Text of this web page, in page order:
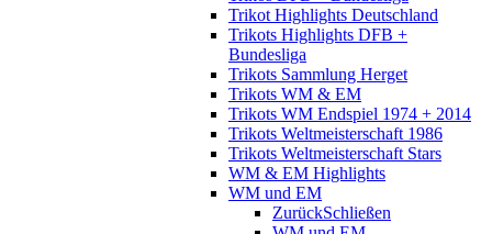
Trikot Highlights Deutschland
Trikots Highlights DFB +
Bundesliga
Trikots Sammlung Herget
Trikots WM & EM
Trikots WM Endspiel 1974 + 2014
Trikots Weltmeisterschaft 1986
Trikots Weltmeisterschaft Stars
WM & EM Highlights
WM und EM
ZurückSchließen